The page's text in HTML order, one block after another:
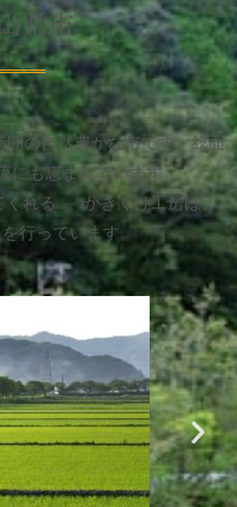
県市
の自然豊かな市です。総面
にも恵まれています。
れる…。かきくけ工房は、
行っています。